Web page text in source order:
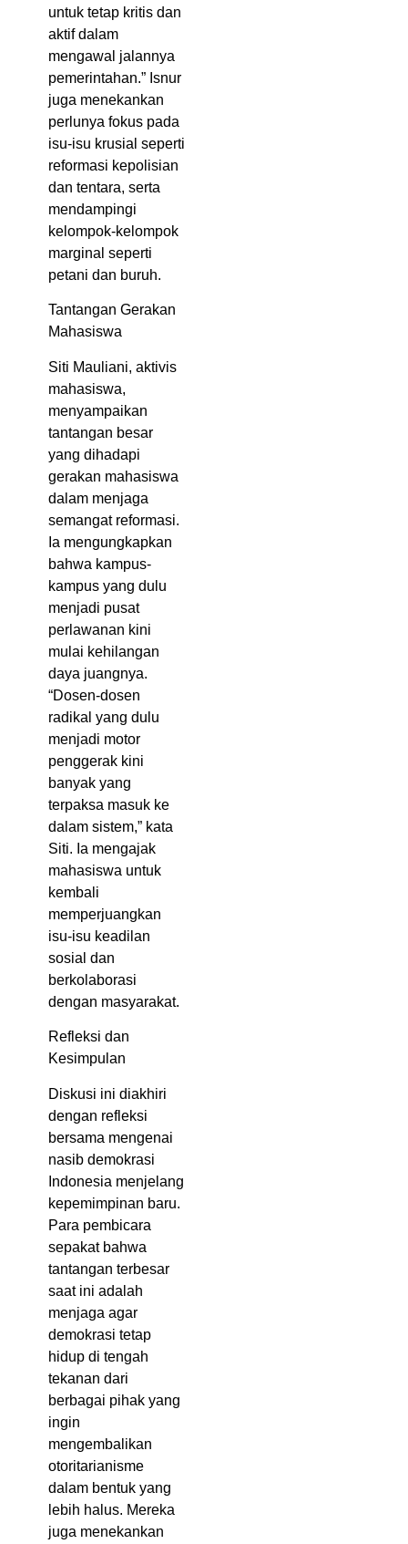
untuk tetap kritis dan
aktif dalam
mengawal jalannya
pemerintahan.” Isnur
juga menekankan
perlunya fokus pada
isu-isu krusial seperti
reformasi kepolisian
dan tentara, serta
mendampingi
kelompok-kelompok
marginal seperti
petani dan buruh.
Tantangan Gerakan
Mahasiswa
Siti Mauliani, aktivis
mahasiswa,
menyampaikan
tantangan besar
yang dihadapi
gerakan mahasiswa
dalam menjaga
semangat reformasi.
Ia mengungkapkan
bahwa kampus-
kampus yang dulu
menjadi pusat
perlawanan kini
mulai kehilangan
daya juangnya.
“Dosen-dosen
radikal yang dulu
menjadi motor
penggerak kini
banyak yang
terpaksa masuk ke
dalam sistem,” kata
Siti. Ia mengajak
mahasiswa untuk
kembali
memperjuangkan
isu-isu keadilan
sosial dan
berkolaborasi
dengan masyarakat.
Refleksi dan
Kesimpulan
Diskusi ini diakhiri
dengan refleksi
bersama mengenai
nasib demokrasi
Indonesia menjelang
kepemimpinan baru.
Para pembicara
sepakat bahwa
tantangan terbesar
saat ini adalah
menjaga agar
demokrasi tetap
hidup di tengah
tekanan dari
berbagai pihak yang
ingin
mengembalikan
otoritarianisme
dalam bentuk yang
lebih halus. Mereka
juga menekankan